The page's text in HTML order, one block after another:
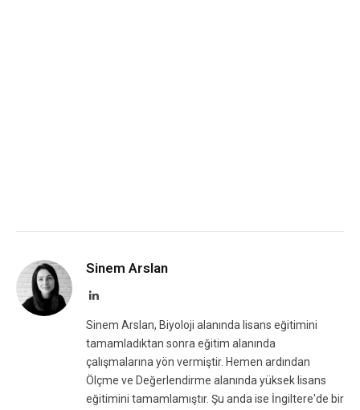
Sinem Arslan
LinkedIn
Sinem Arslan, Biyoloji alanında lisans eğitimini
tamamladıktan sonra eğitim alanında
çalışmalarına yön vermiştir. Hemen ardından
Ölçme ve Değerlendirme alanında yüksek lisans
eğitimini tamamlamıştır. Şu anda ise İngiltere'de bir